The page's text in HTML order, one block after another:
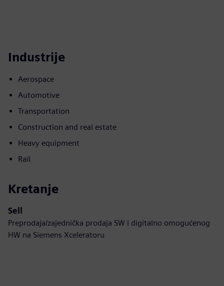
Industrije
Aerospace
Automotive
Transportation
Construction and real estate
Heavy equipment
Rail
Kretanje
Sell
Preprodaja/zajednička prodaja SW i digitalno omogućenog
HW na Siemens Xceleratoru